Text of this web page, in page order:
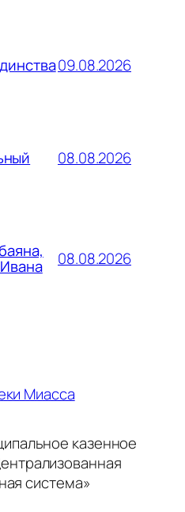
09.08.2026
08.08.2026
08.08.2026
Миасса
казенное
система»